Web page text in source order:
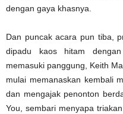
dengan gaya khasnya.
Dan puncak acara pun tiba,
dipadu kaos hitam
memasuki panggung, Keith
mulai memanaskan kembali
dan mengajak penonton
You, sembari menyapa